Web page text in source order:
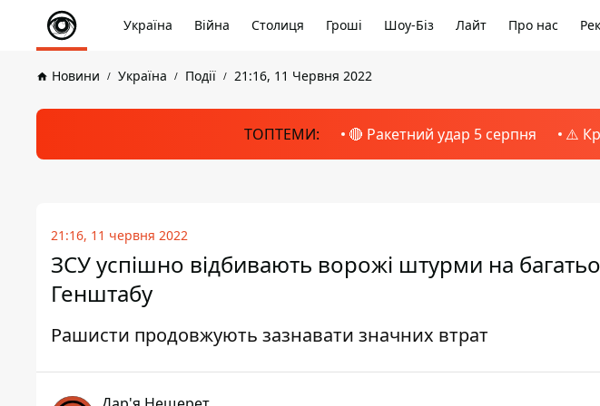
Україна Війна Столиця Гроші Шоу-Біз Лайт Про нас
Новини Україна Події 21:16, 11 Червня 2022
ТОПТЕМИ: 🔴 Ракетний удар 5 серпня ⚠️
21:16, 11 червня 2022
ЗСУ успішно відбивають ворожі штурми на
Генштабу
Рашисти продовжують зазнавати значних втрат